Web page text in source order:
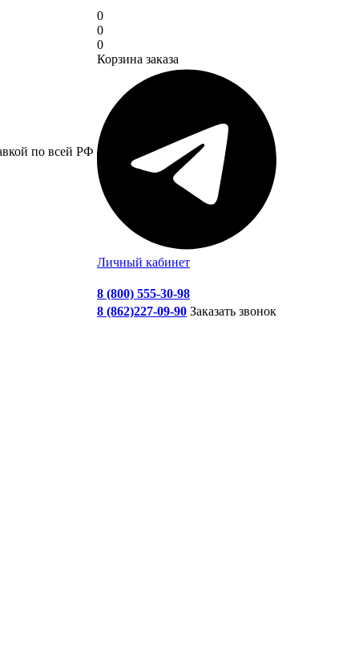
по всей РФ
0
0
0
Корзина заказа
Личный кабинет
8 (800) 555-30-98
8 (862)227-09-90 Заказать звонок